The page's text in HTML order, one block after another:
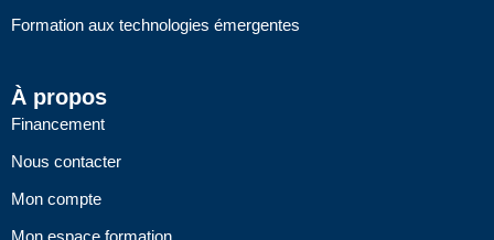
Formation aux technologies émergentes
À propos
Financement
Nous contacter
Mon compte